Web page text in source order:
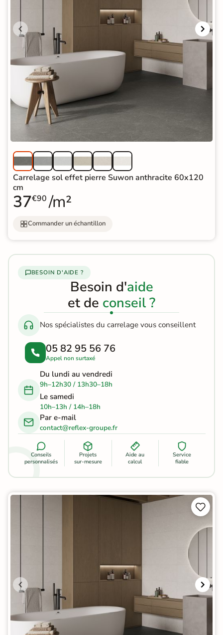
Carrelage sol effet pierre Suwon anthracite 60x120
cm
37€90 /m²
Commander un échantillon
BESOIN D'AIDE ?
Besoin d'aide
et de conseil ?
Nos spécialistes du carrelage vous conseillent
05 82 95 56 76
Appel non surtaxé
Du lundi au vendredi
9h–12h30 / 13h30–18h
Le samedi
10h–13h / 14h–18h
Par e-mail
contact@reflex-groupe.fr
Conseils
personnalisés
Projets
sur-mesure
Aide au
calcul
Service
fiable

